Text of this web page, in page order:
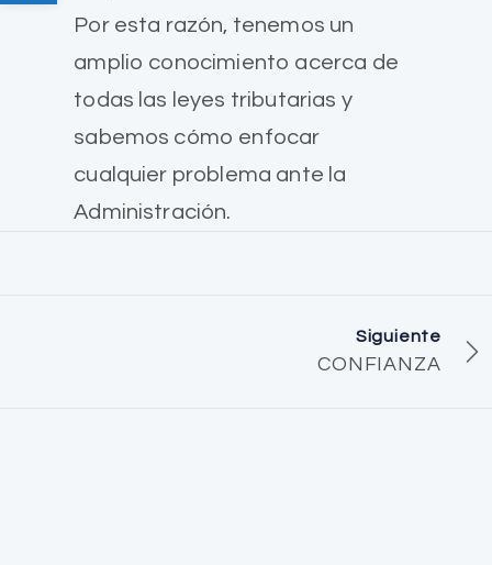
Por esta razón, tenemos un
amplio conocimiento acerca de
todas las leyes tributarias y
sabemos cómo enfocar
cualquier problema ante la
Administración.
Siguiente
CONFIANZA